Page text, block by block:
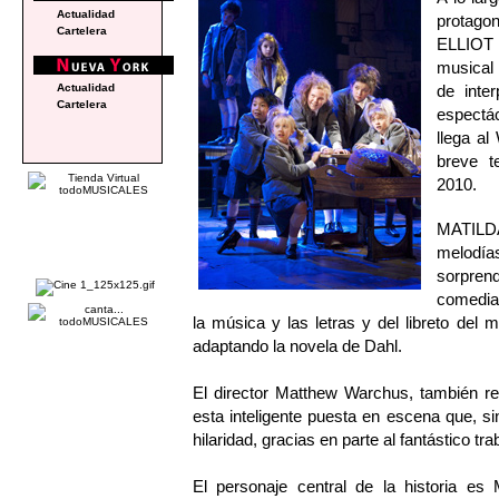
de
llega al
breve
2010.
la música y las letras y del libreto del
adaptando la novela de Dahl.
El director Matthew Warchus, también
esta inteligente puesta en escena que,
hilaridad, gracias en parte al fantástico
El personaje central de la historia es
Actualidad
Cartelera
Actualidad
Cartelera